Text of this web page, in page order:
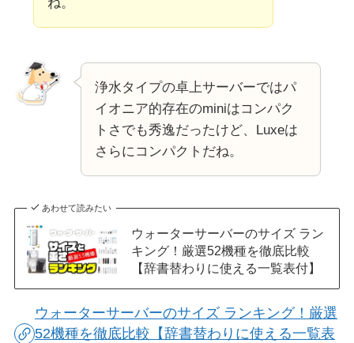
浄水タイプの卓上サーバーではパ
イオニア的存在のminiはコンパク
トさでも秀逸だったけど、Luxeは
さらにコンパクトだね。
あわせて読みたい
ウォーターサーバーのサイズ ラン
キング！厳選52機種を徹底比較
【辞書替わりに使える一覧表付】
ウォーターサーバーのサイズ ランキング！厳選
52機種を徹底比較【辞書替わりに使える一覧表